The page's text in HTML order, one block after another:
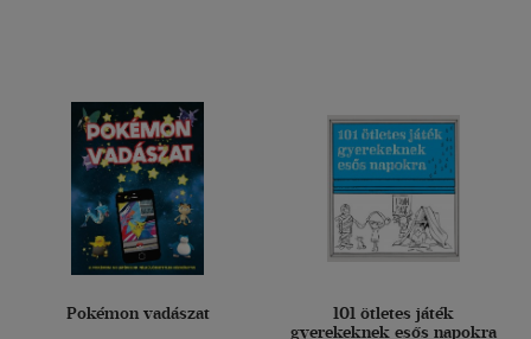
Pokémon vadászat
101 ötletes játék
gyerekeknek esős napokra